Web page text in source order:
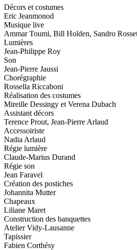
Décors et costumes
Eric Jeanmonod
Musique live
Ammar Toumi, Bill Holden, Sandro
Lumières
Jean-Philippe Roy
Son
Jean-Pierre Jaussi
Chorégraphie
Rossella Riccaboni
Réalisation des costumes
Mireille Dessingy et Verena Dubach
Assistant décors
Terence Prout, Jean-Pierre Arlaud
Accessoiriste
Nadia Arlaud
Régie lumière
Claude-Marius Durand
Régie son
Jean Faravel
Création des postiches
Johannita Mutter
Chapeaux
Liliane Maret
Construction des banquettes
Atelier Vidy-Lausanne
Tapissier
Fabien Corthésy